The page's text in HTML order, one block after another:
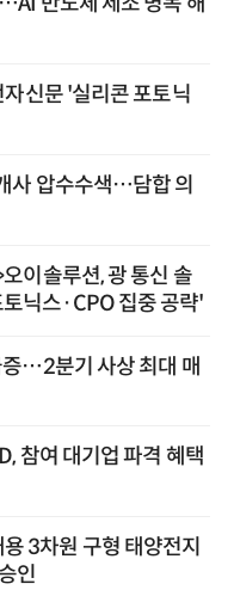
신문 '실리콘 포토닉
사 압수수색…담합 의
이솔루션, 광 통신 솔
닉스·CPO 집중 공략'
…2분기 사상 최대 매
참여 대기업 파격 혜택
3차원 구형 태양전지
인